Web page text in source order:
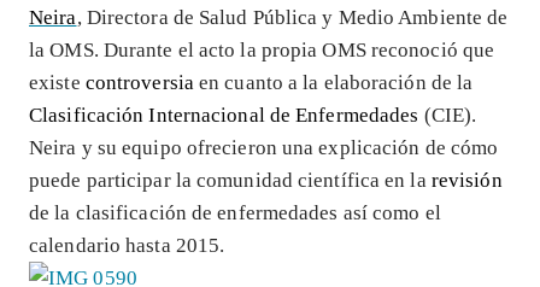
Neira, Directora de Salud Pública y Medio Ambiente de
la OMS. Durante el acto la propia OMS reconoció que
existe controversiaen cuanto a la elaboración de la
Clasificación Internacional de Enfermedades (CIE).
Neira y su equipo ofrecieron una explicación de cómo
puede participar la comunidad científica en la revisión
de la clasificación de enfermedades así como el
calendario hasta 2015.